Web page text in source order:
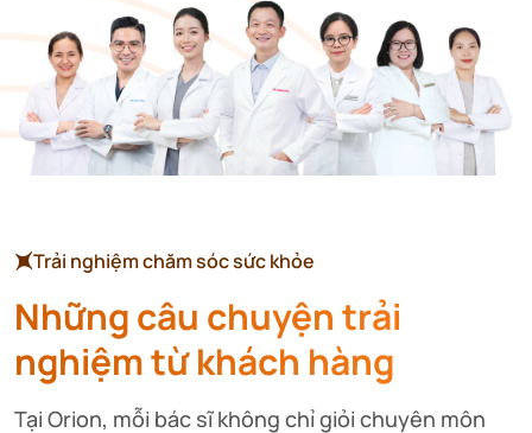
Trải nghiệm chăm sóc sức khỏe
Những câu chuyện trải
nghiệm từ khách hàng
Tại Orion, mỗi bác sĩ không chỉ giỏi chuyên môn